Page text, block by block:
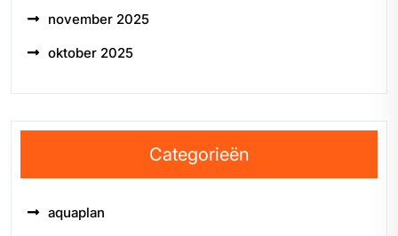
november 2025
oktober 2025
Categorieën
aquaplan